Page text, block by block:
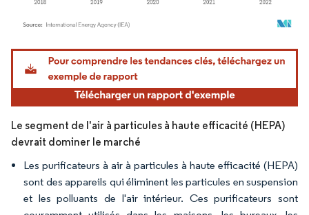
Image © Mordor Intelligence. La réutilisation nécessite une attribution sous CC BY
Le segment de l'air à particules à haute efficacité (HEPA)
devrait dominer le marché
Les purificateurs à air à particules à haute efficacité (HEPA)
sont des appareils qui éliminent les particules en suspension
et les polluants de l'air intérieur. Ces purificateurs sont